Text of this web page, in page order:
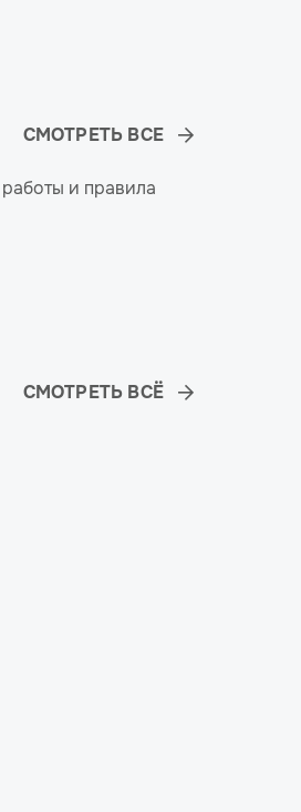
СМОТРЕТЬ ВСЕ
и правила
СМОТРЕТЬ ВСЁ